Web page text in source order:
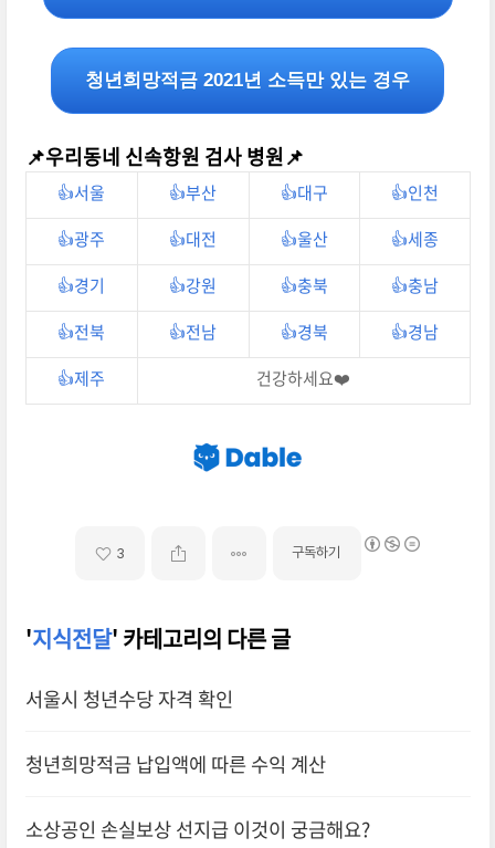
청년희망적금 2021년 소득만 있는 경우
📌우리동네 신속항원 검사 병원📌
👍서울 👍부산 👍대구
👍인천
👍광주
👍대전 👍울산
👍세종
👍경기
👍강원 👍충북
👍충남
👍전북
👍전남 👍경북
👍경남
👍제주
건강하세요❤️
3 구독하기
'지식전달' 카테고리의 다른 글
서울시 청년수당 자격 확인
청년희망적금 납입액에 따른 수익 계산
소상공인 손실보상 선지급 이것이 궁금해요?